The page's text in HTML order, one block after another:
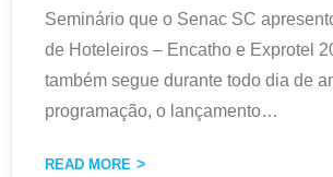
Seminário que o Senac SC
de Hoteleiros – Encatho e Exprotel
também segue durante todo dia de
programação, o lançamento…
READ MORE